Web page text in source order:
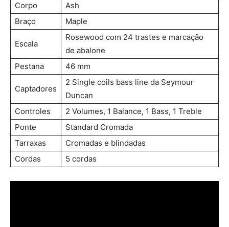
Corpo
Ash
Braço
Maple
Escala
Rosewood com 24 trastes e marcação
de abalone
Pestana
46 mm
Captadores
2 Single coils bass line da Seymour
Duncan
Controles
2 Volumes, 1 Balance, 1 Bass, 1 Treble
Ponte
Standard Cromada
Tarraxas
Cromadas e blindadas
Cordas
5 cordas